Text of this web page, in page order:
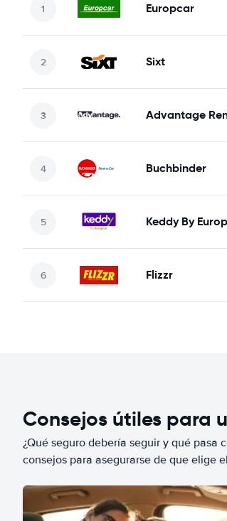
Europcar
Sixt
Advantage
Buchbinder
Keddy By
Flizzr
Consejos útiles para
¿Qué seguro debería seguir y qué pasa
consejos para asegurarse de que elige